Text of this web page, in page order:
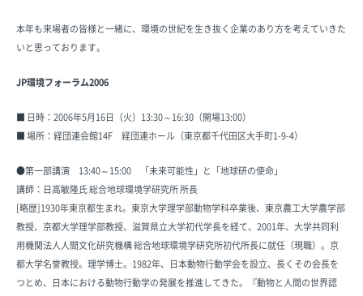
本年も来場者の皆様と一緒に、環境の世紀を生き抜く企業のあり方を考えていきた
いと思っております。
JP環境フォーラム2006
■ 日時：2006年5月16日（火）13:30～16:30（開場13:00）
■ 場所：経団連会館14F 経団連ホール（東京都千代田区大手町1-9-4）
●第一部講演 13:40～15:00 「未来可能性」と「地球研の使命」
講師：日高敏隆氏 総合地球環境学研究所 所長
[略歴]1930年東京都生まれ。東京大学理学部動物学科卒業後、東京農工大学農学部
教授、京都大学理学部教授、滋賀県立大学初代学長を経て、2001年、大学共同利
用機関法人人間文化研究機構 総合地球環境学研究所初代所長に就任（現職）。京
都大学名誉教授。理学博士。1982年、日本動物行動学会を設立、長くその会長を
つとめ、日本における動物行動学の発展を推進してきた。『動物と人間の世界認